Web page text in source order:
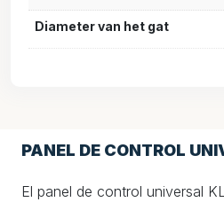
Diameter van het gat
PANEL DE CONTROL
El panel de control universal